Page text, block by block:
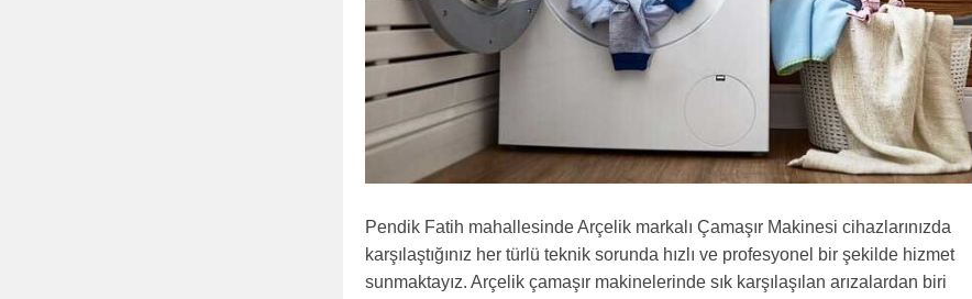
Pendik Fatih mahallesinde Arçelik markalı Çamaşır Makinesi cihazlarınızda
karşılaştığınız her türlü teknik sorunda hızlı ve profesyonel bir şekilde hizmet
sunmaktayız. Arçelik çamaşır makinelerinde sık karşılaşılan arızalardan biri